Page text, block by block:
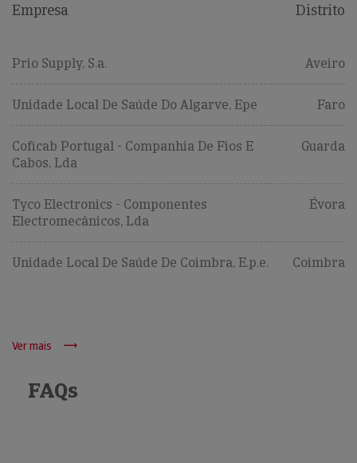
Empresa Distrito
Prio Supply, S.a. Aveiro
Unidade Local De Saúde Do Algarve, Epe Faro
Coficab Portugal - Companhia De Fios E
Cabos, Lda
Guarda
Tyco Electronics - Componentes
Electromecânicos, Lda
Évora
Unidade Local De Saúde De Coimbra, E.p.e. Coimbra
Ver mais
FAQs